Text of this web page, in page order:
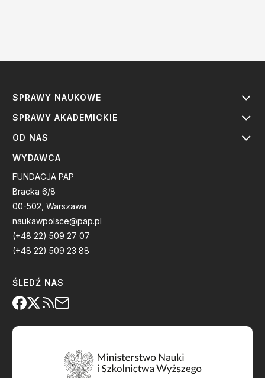
SPRAWY NAUKOWE
SPRAWY AKADEMICKIE
OD NAS
WYDAWCA
FUNDACJA PAP
Bracka 6/8
00-502, Warszawa
naukawpolsce@pap.pl
(+48 22) 509 27 07
(+48 22) 509 23 88
ŚLEDŹ NAS